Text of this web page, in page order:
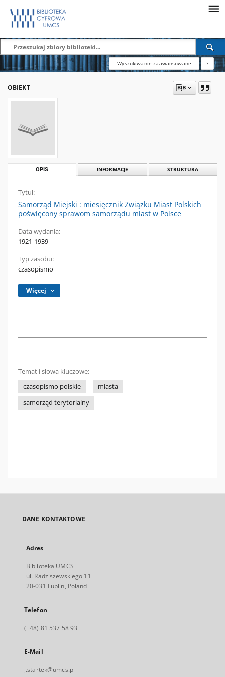
Wyszukiwanie zaawansowane ?
OBIEKT
OPIS INFORMACJE STRUKTURA
Tytuł:
Samorząd Miejski : miesięcznik Związku Miast Polskich
poświęcony sprawom samorządu miast w Polsce
Data wydania:
1921-1939
Typ zasobu:
czasopismo
Więcej
Temat i słowa kluczowe:
czasopismo polskie
miasta
samorząd terytorialny
DANE KONTAKTOWE
Adres
Biblioteka UMCS
ul. Radziszewskiego 11
20-031 Lublin, Poland
Telefon
(+48) 81 537 58 93
E-Mail
j.startek@umcs.pl